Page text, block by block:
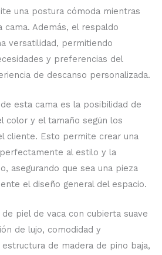
una postura cómoda mientras
Además, el respaldo
versatilidad, permitiendo
y preferencias del
de descanso personalizada.
esta cama es la posibilidad de
color y el tamaño según los
cliente. Esto permite crear una
al estilo y la
asegurando que sea una pieza
el diseño general del espacio.
piel de vaca con cubierta suave
de lujo, comodidad y
de madera de pino baja,